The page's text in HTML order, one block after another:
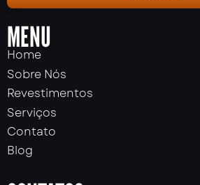
MENU
Home
Sobre Nós
Revestimentos
Serviços
Contato
Blog